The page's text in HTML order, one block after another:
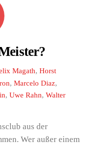
Magath,Horst
,Marcelo Diaz,
,Uwe Rahn,Walter
aus der
Wer außer einem